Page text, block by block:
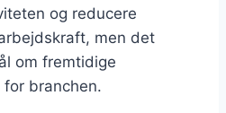
og reducere
men det
om fremtidige
branchen.